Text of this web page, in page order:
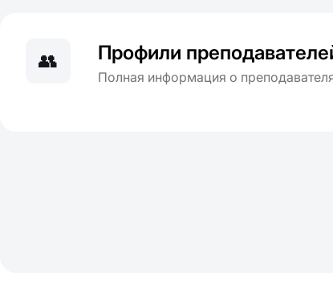
👥 Профили
Полная информация о